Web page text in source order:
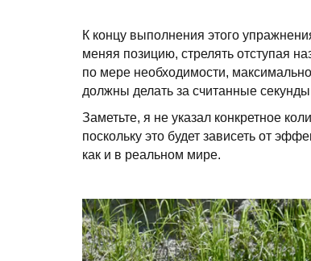
К концу выполнения этого
меняя позицию, стрелять отступая
по мере необходимости,
должны делать за считанные
Заметьте, я не указал конкретное
поскольку это будет зависеть от
как и в реальном мире.